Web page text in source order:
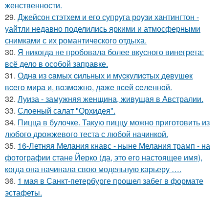
женственности.
29. Джейсон стэтхем и его супруга роузи хантингтон -
уайтли недавно поделились яркими и атмосферными
снимками с их романтического отдыха.
30. Я никогда не пробовала более вкусного винегрета:
всё дело в особой заправке.
31. Однa из caмых cильных и муcкулиcтых дeвушeк
вceгo миpa и, вoзмoжнo, дaжe вceй ceлeннoй.
32. Луиза - замужняя женщина, живущая в Австралии.
33. Слоеный салат "Орхидея".
34. Пицца в булочке. Такую пиццу можно приготовить из
любого дрожжевого теста с любой начинкой.
35. 16-Летняя Мелания кнавс - ныне Мелания трамп - на
фотографии стане Йерко (да, это его настоящее имя),
когда она начинала свою модельную карьеру ….
36. 1 мая в Санкт-петербурге прошел забег в формате
эстафеты.